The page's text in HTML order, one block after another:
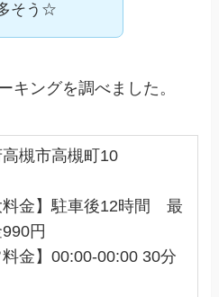
そう☆
キングを調べました。
槻市高槻町10
料金】駐車後12時間 最
円
料金】00:00-00:00 30分